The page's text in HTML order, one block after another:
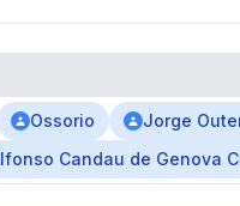
Ossorio Jorge
Candau de Genova